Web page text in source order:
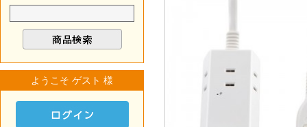
ようこそ ゲスト 様